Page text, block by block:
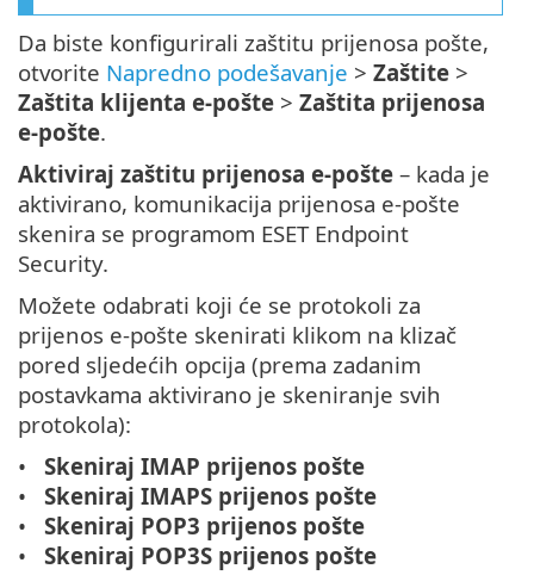
Da biste konfigurirali zaštitu prijenosa pošte,
otvorite Napredno podešavanje > Zaštite >
Zaštita klijenta e-pošte > Zaštita prijenosa
e-pošte.
Aktiviraj zaštitu prijenosa e-pošte – kada je
aktivirano, komunikacija prijenosa e-pošte
skenira se programom ESET Endpoint
Security.
Možete odabrati koji će se protokoli za
prijenos e-pošte skenirati klikom na klizač
pored sljedećih opcija (prema zadanim
postavkama aktivirano je skeniranje svih
protokola):
Skeniraj IMAP prijenos pošte
Skeniraj IMAPS prijenos pošte
Skeniraj POP3 prijenos pošte
Skeniraj POP3S prijenos pošte